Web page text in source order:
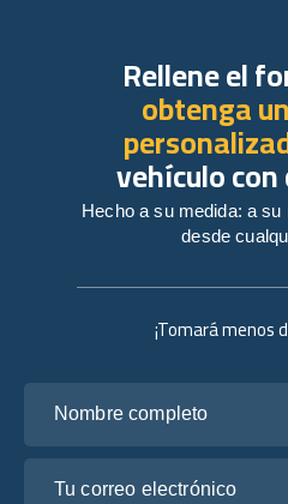
¡Tomará menos
Rellene el
obtenga
vehículo
Hecho a su medida: a
desde